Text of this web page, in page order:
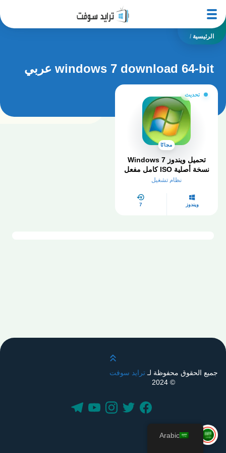
الرئيسية /
windows 7 download 64-bit عربي
تحديث
مجانًا
تحميل ويندوز Windows 7
نسخة أصلية ISO كامل مفعل
2026
نظام تشغيل
ويندوز 7
قم بالتمرير لأعلى
جميع الحقوق محفوظة لـترايد سوفت
© 2024
Arabic